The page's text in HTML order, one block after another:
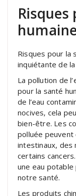
Risques pour la
inquiétante de
La pollution de
pour la santé
de l’eau
nocives, cela
bien-être. Les
polluée
intestinaux, des
certains
une eau
notre santé.
Les produits